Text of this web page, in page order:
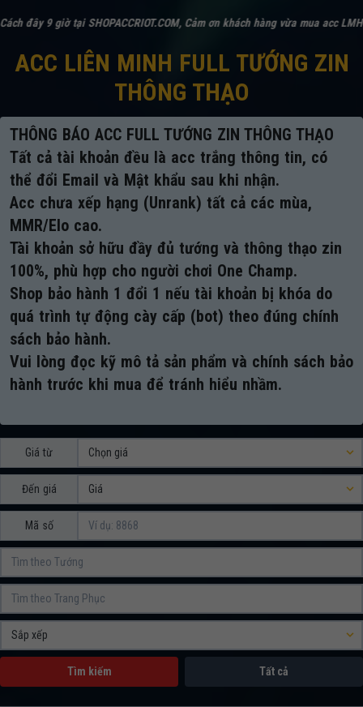
Cảm ơn khách hàng vừa mua acc LMHT/DTCL Mã số
ACC LIÊN MINH FULL TƯỚNG ZIN
THÔNG THẠO
THÔNG BÁO ACC FULL TƯỚNG ZIN THÔNG THẠO
Tất cả tài khoản đều là acc trắng thông tin, có
thể đổi Email và Mật khẩu sau khi nhận.
Acc chưa xếp hạng (Unrank) tất cả các mùa,
MMR/Elo cao.
Tài khoản sở hữu đầy đủ tướng và thông thạo zin
100%, phù hợp cho người chơi One Champ.
Shop bảo hành 1 đổi 1 nếu tài khoản bị khóa do
quá trình tự động cày cấp (bot) theo đúng chính
sách bảo hành.
Vui lòng đọc kỹ mô tả sản phẩm và chính sách bảo
hành trước khi mua để tránh hiểu nhầm.
Giá từ
Đến giá
Mã số
Tìm kiếm Tất cả